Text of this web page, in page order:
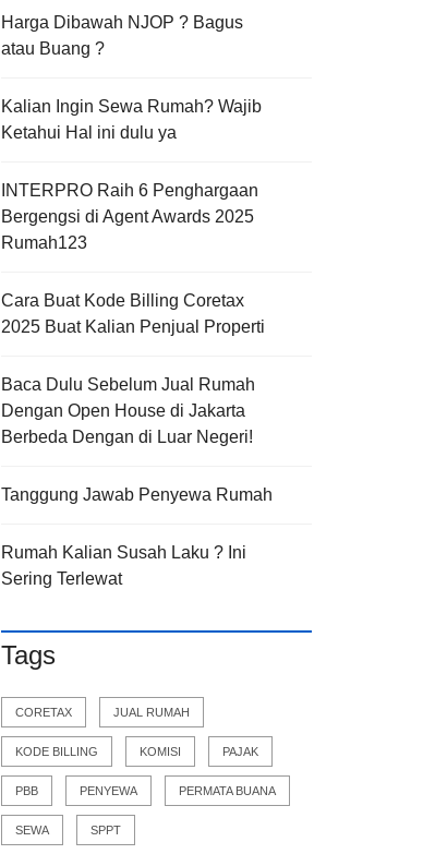
Harga Dibawah NJOP ? Bagus
atau Buang ?
Kalian Ingin Sewa Rumah? Wajib
Ketahui Hal ini dulu ya
INTERPRO Raih 6 Penghargaan
Bergengsi di Agent Awards 2025
Rumah123
Cara Buat Kode Billing Coretax
2025 Buat Kalian Penjual Properti
Baca Dulu Sebelum Jual Rumah
Dengan Open House di Jakarta
Berbeda Dengan di Luar Negeri!
Tanggung Jawab Penyewa Rumah
Rumah Kalian Susah Laku ? Ini
Sering Terlewat
Tags
CORETAX JUAL RUMAH
KODE BILLING KOMISI PAJAK
PBB PENYEWA PERMATA BUANA
SEWA SPPT